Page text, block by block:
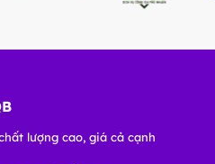
lượng cao, giá cả cạnh